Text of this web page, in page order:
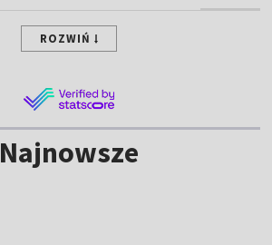
ROZWIŃ
Najnowsze